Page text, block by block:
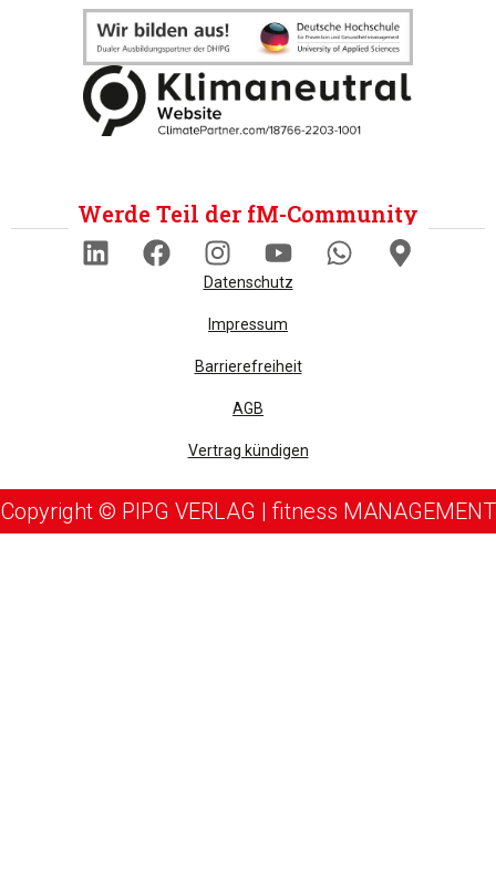
Werde Teil der fM-Community
Datenschutz
Impressum
Barrierefreiheit
AGB
Vertrag kündigen
Copyright © PIPG VERLAG | fitness MANAGEMENT